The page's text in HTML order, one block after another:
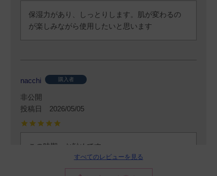
保湿力があり、しっとりします。肌が変わるの
が楽しみながら使用したいと思います
nacchi 購入者
非公開
投稿日
2026/05/05
この時期、お勧めです。
乾燥気味のお肌が、しっとりとモチモチになり
すべてのレビューを見る